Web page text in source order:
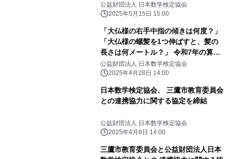
公益財団法人 日本数学検定協会
2025年5月15日 15:00
「大仏様の右手中指の傾きは何度？」
「大仏様の螺髪を1つ伸ばすと、髪の
長さは何メートル？」 令和7年の算額
を東大寺に奉納、 問題を作成した児童
を大仏殿で表彰
公益財団法人 日本数学検定協会
2025年4月28日 14:00
日本数学検定協会、 三鷹市教育委員会
との連携協力に関する協定を締結
公益財団法人 日本数学検定協会
2025年4月8日 14:00
三鷹市教育委員会と公益財団法人日本